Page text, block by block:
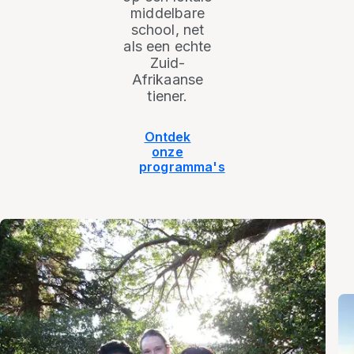
middelbare
school, net
als een echte
Zuid-
Afrikaanse
tiener.
Ontdek
onze
programma's
Z
u